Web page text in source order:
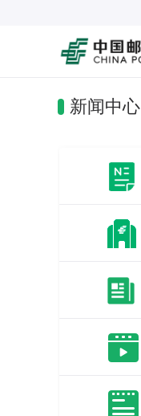
新闻中心